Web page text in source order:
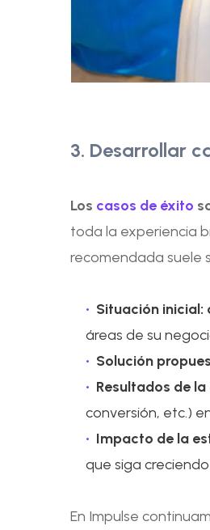
3. Desarrollar
Los casos de éxito
toda la experiencia
recomendada suele
Situación
áreas de su
Solución
Resultados de
conversión, etc.)
Impacto de la
que siga
En Impulse